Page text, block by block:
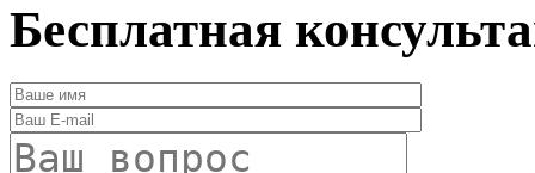
Бесплатная